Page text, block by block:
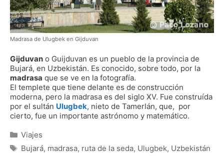
Madrasa de Ulugbek en Gijduvan
Gijduvan o Guijduvan es un pueblo de la provincia de
Bujará, en Uzbekistán. Es conocido, sobre todo, por la
madrasa que se ve en la fotografía.
El templete que tiene delante es de construcción
moderna, pero la madrasa es del siglo XV. Fue construída
por el sultán Ulugbek, nieto de Tamerlán, que, por
cierto, fue un importante astrónomo y matemático.
Categorías
Viajes
Etiquetas
Bujará, madrasa, ruta de la seda, Ulugbek, Uzbekistán